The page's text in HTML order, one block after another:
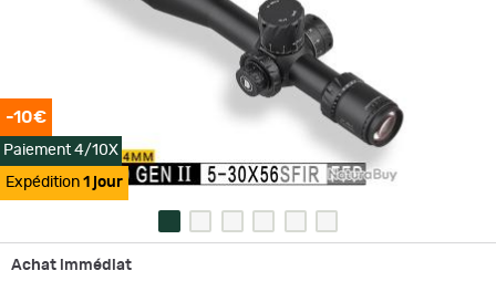
-10€
Paiement 4/10X
Expédition 1 jour
Achat immédiat